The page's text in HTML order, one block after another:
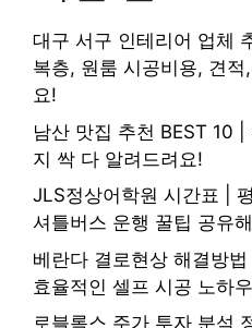
대구 서구 인테리어 업체
복층, 원룸 시공비용, 견
요!
남산 맛집 추천 BEST 10
지 싹 다 알려드려요!
JLS정상어학원 시간표 |
셔틀버스 운행 꿀팁 공유
베란다 결로현상 해결방
효율적인 셀프 시공 노하
로블록스 주가 투자 분석